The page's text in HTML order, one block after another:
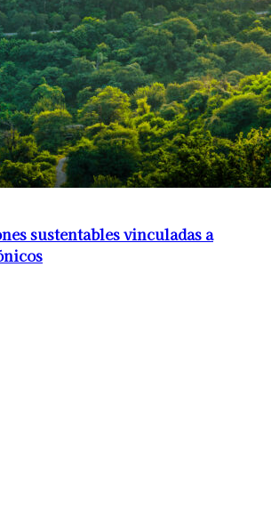
sustentables vinculadas a